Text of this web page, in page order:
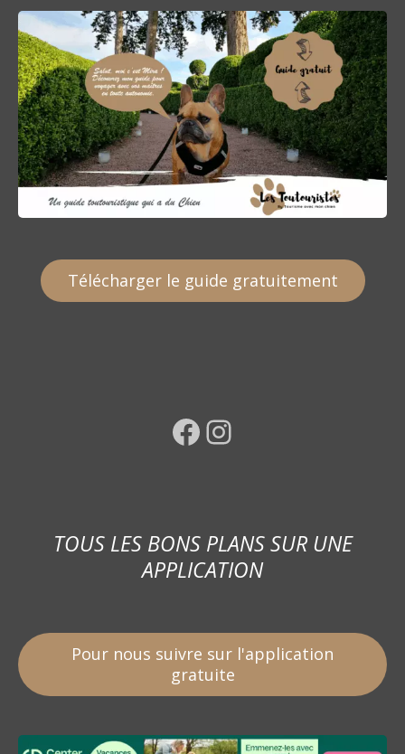
Télécharger le guide gratuitement
Facebook Instagram
TOUS LES BONS PLANS SUR UNE
APPLICATION
Pour nous suivre sur l'application
gratuite